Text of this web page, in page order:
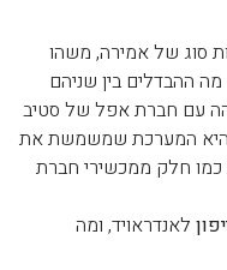
סוג של אמירה, משהו
ההבדלים בין שניהם
עם חברת אפל של סטיב
היא המערכת שמשמשת את
כמו חלק ממכשירי חברת
לאנדראויד, ומה